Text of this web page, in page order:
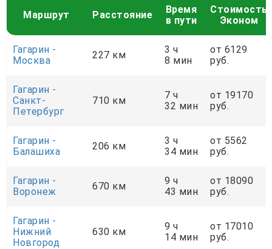
Маршрут Расстояние
Время
в пути
Стоимость
Эконом
Гагарин -
Москва
227 км
3 ч
8 мин
от 6129
руб.
Гагарин -
Санкт-
Петербург
710 км
7 ч
32 мин
от 19170
руб.
Гагарин -
Балашиха
206 км
3 ч
34 мин
от 5562
руб.
Гагарин -
Воронеж
670 км
9 ч
43 мин
от 18090
руб.
Гагарин -
Нижний
Новгород
630 км
9 ч
14 мин
от 17010
руб.